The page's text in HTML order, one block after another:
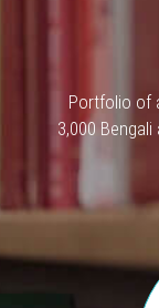
Portfolio of
3,000